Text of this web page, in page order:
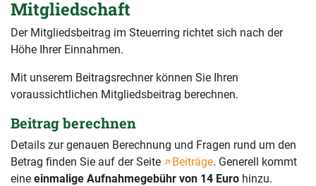
Mitgliedschaft
Der Mitgliedsbeitrag im Steuerring richtet sich nach der
Höhe Ihrer Einnahmen.
Mit unserem Beitragsrechner können Sie Ihren
voraussichtlichen Mitgliedsbeitrag berechnen.
Beitrag berechnen
Details zur genauen Berechnung und Fragen rund um den
Betrag finden Sie auf der Seite
Beiträge. Generell kommt
eine einmalige Aufnahmegebühr von 14 Euro hinzu.